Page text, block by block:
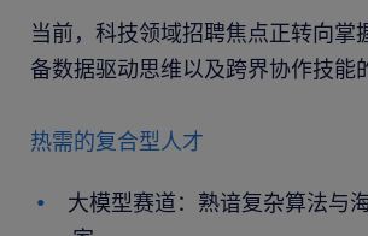
当前，科技领域招聘焦点正转向掌
备数据驱动思维以及跨界协作技能
热需的复合型人才
大模型赛道：熟谙复杂算法与